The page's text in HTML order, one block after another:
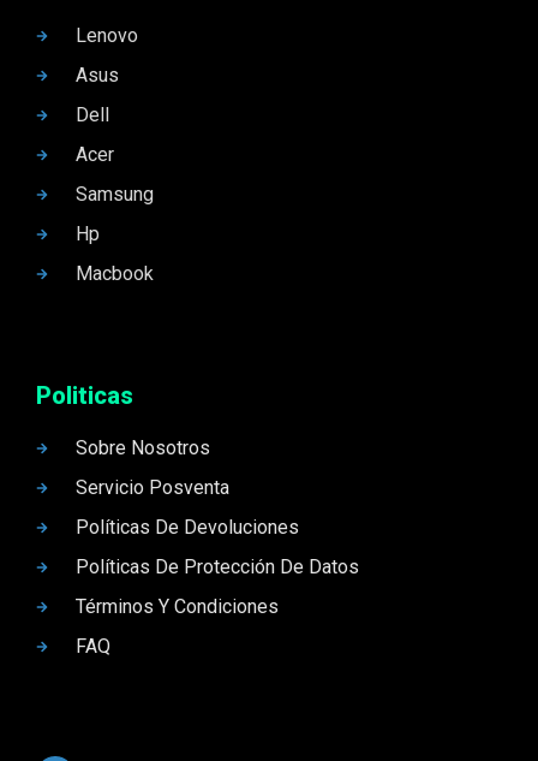
Lenovo
Asus
Dell
Acer
Samsung
Hp
Macbook
Politicas
Sobre Nosotros
Servicio Posventa
Políticas De Devoluciones
Políticas De Protección De Datos
Términos Y Condiciones
FAQ